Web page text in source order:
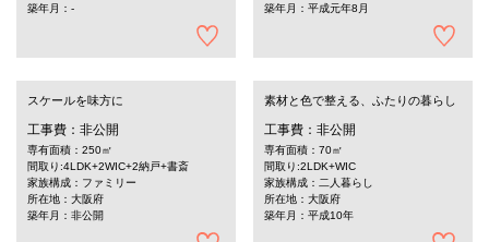
築年月：-
築年月：平成元年8月
スケールを味方に
工事費：非公開
専有面積：250㎡
間取り:4LDK+2WIC+2納戸+書斎
家族構成：ファミリー
所在地：大阪府
築年月：非公開
素材と色で整える、ふたりの暮らし
工事費：非公開
専有面積：70㎡
間取り:2LDK+WIC
家族構成：二人暮らし
所在地：大阪府
築年月：平成10年